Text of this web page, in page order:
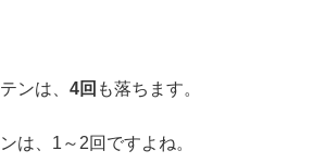
ンは、 4回 も落ちます。
は、1～2回ですよね。